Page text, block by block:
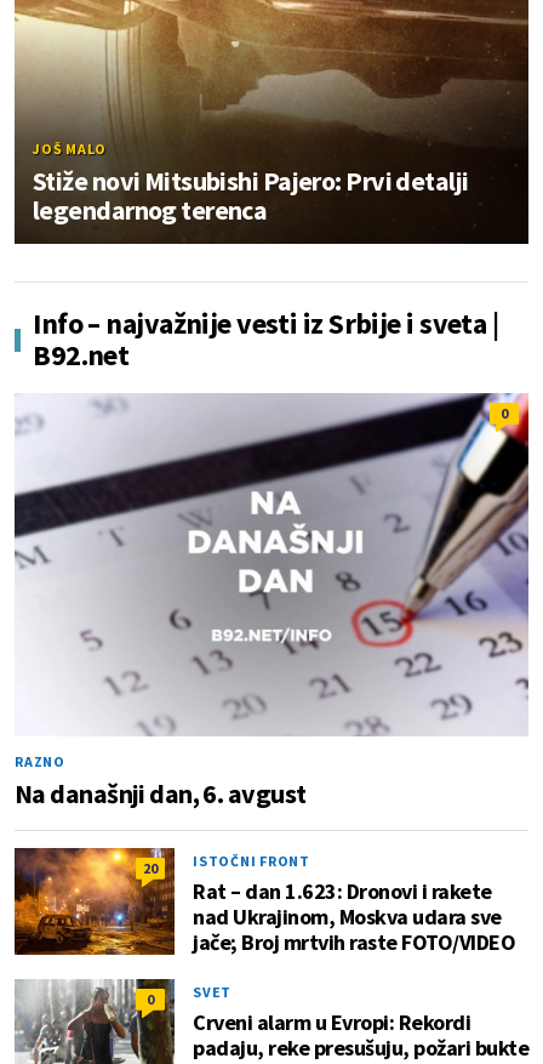
JOŠ MALO
Stiže novi Mitsubishi Pajero: Prvi detalji
legendarnog terenca
Info – najvažnije vesti iz Srbije i sveta |
B92.net
0
RAZNO
Na današnji dan, 6. avgust
20 ISTOČNI FRONT
Rat – dan 1.623: Dronovi i rakete
nad Ukrajinom, Moskva udara sve
jače; Broj mrtvih raste FOTO/VIDEO
0 SVET
Crveni alarm u Evropi: Rekordi
padaju, reke presušuju, požari bukte